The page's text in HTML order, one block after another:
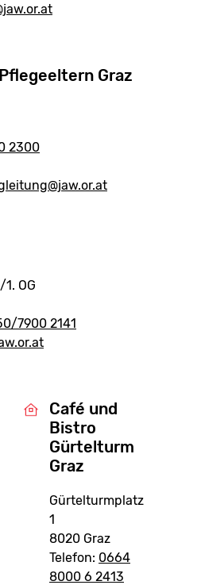
Graz
2300
OG
7900 2141
Café und
Bistro
Gürtelturm
Graz
Gürtelturmplatz
1
8020 Graz
Telefon: 0664
8000 6 2413